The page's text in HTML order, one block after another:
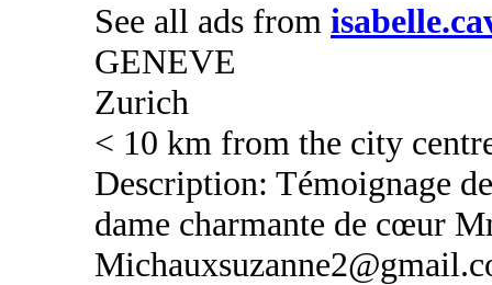
See all ads from
GENEVE
Zurich
< 10 km from the city
Description: Témoignage
dame charmante de cœur